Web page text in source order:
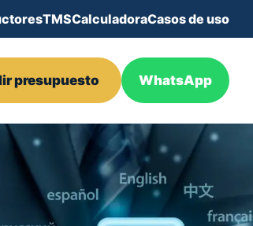
TMSCalculadoraCasos de uso
presupuesto WhatsApp